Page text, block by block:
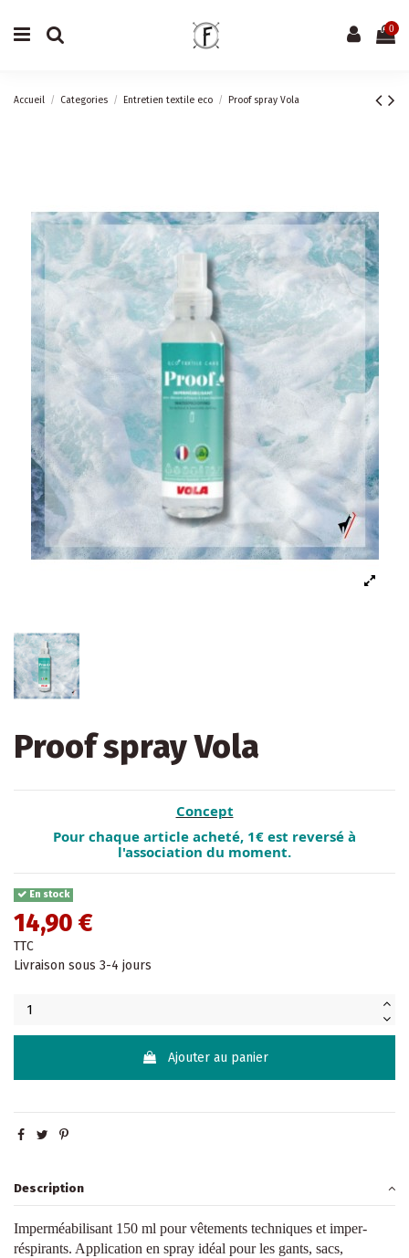
0
Accueil Categories Entretien textile eco Proof spray Vola
Proof spray Vola
Concept
Pour chaque article acheté, 1€ est reversé à
l'association du moment.
En stock
14,90 €
TTC
Livraison sous 3-4 jours
Ajouter au panier
Description
Imperméabilisant 150 ml pour vêtements techniques et imper-
réspirants. Application en spray idéal pour les gants, sacs,